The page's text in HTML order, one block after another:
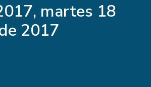
martes 18
2017